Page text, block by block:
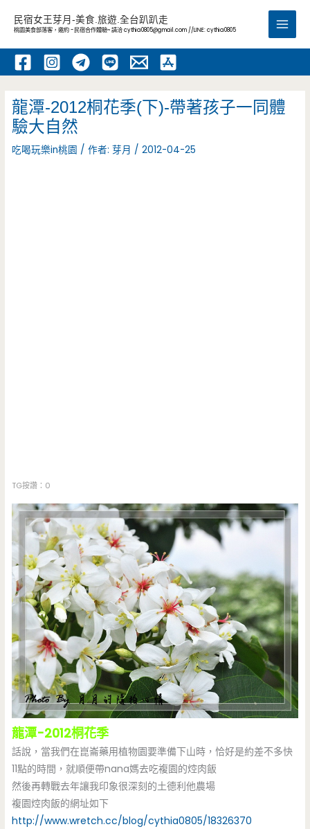
內
民宿女王芽月-美食.旅遊.全台趴趴走
桃園美食部落客，邀約 -民宿合作體驗~ 請洽cythia0805@gmail.com //LINE: cythia0805
Main
龍潭-2012桐花季(下)-帶著孩子一同體
驗大自然
吃喝玩樂in桃園 / 作者:芽月 /2012-04-25
TG按讚：0
龍潭-2012桐花季
話說，當我們在崑崙藥用植物園要準備下山時，恰好是約差不多快
11點的時間，就順便帶nana媽去吃複園的焢肉飯
然後再轉戰去年讓我印象很深刻的土德利他農場
複園焢肉飯的網址如下
http://www.wretch.cc/blog/cythia0805/18326370